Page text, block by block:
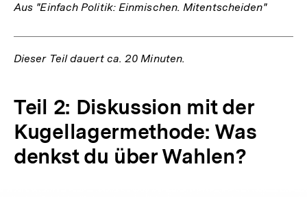
Aus "Einfach Politik: Einmischen. Mitentscheiden"
Dieser Teil dauert ca. 20 Minuten.
Teil 2: Diskussion mit der
Kugellagermethode: Was
denkst du über Wahlen?